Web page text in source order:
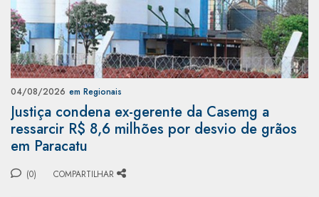
04/08/2026 em Regionais
Justiça condena ex-gerente da Casemg a
ressarcir R$ 8,6 milhões por desvio de grãos
em Paracatu
(0) COMPARTILHAR